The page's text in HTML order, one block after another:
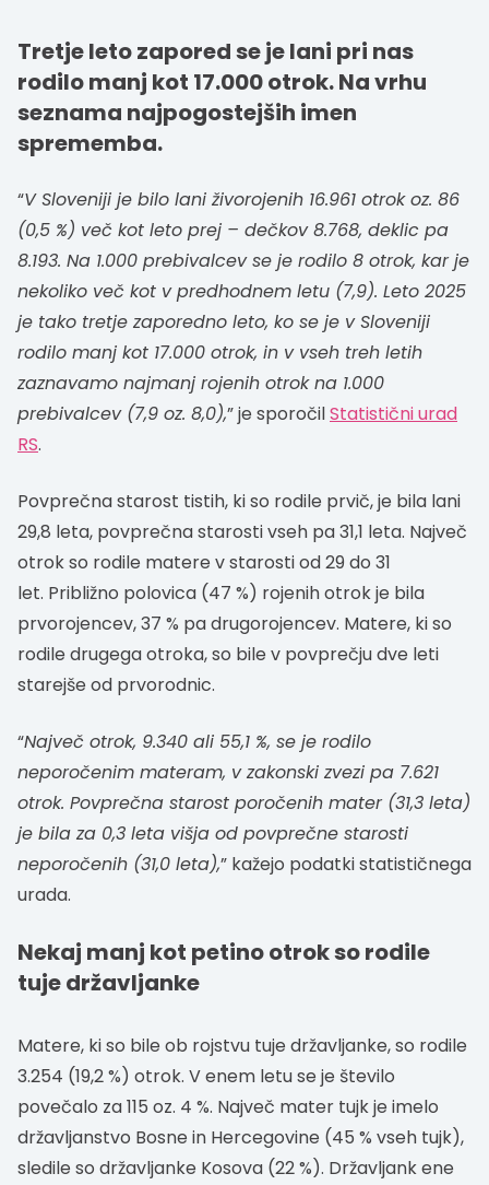
Tretje leto zapored se je lani pri nas
rodilo manj kot 17.000 otrok. Na vrhu
seznama najpogostejših imen
sprememba.
“V Sloveniji je bilo lani živorojenih 16.961 otrok oz. 86
(0,5 %) več kot leto prej – dečkov 8.768, deklic pa
8.193. Na 1.000 prebivalcev se je rodilo 8 otrok, kar je
nekoliko več kot v predhodnem letu (7,9). Leto 2025
je tako tretje zaporedno leto, ko se je v Sloveniji
rodilo manj kot 17.000 otrok, in v vseh treh letih
zaznavamo najmanj rojenih otrok na 1.000
prebivalcev (7,9 oz. 8,0),” je sporočilStatistični urad
RS.
Povprečna starost tistih, ki so rodile prvič, je bila lani
29,8 leta, povprečna starosti vseh pa 31,1 leta. Največ
otrok so rodile matere v starosti od 29 do 31
let. Približno polovica (47 %) rojenih otrok je bila
prvorojencev, 37 % pa drugorojencev. Matere, ki so
rodile drugega otroka, so bile v povprečju dve leti
starejše od prvorodnic.
“Največ otrok, 9.340 ali 55,1 %, se je rodilo
neporočenim materam, v zakonski zvezi pa 7.621
otrok. Povprečna starost poročenih mater (31,3 leta)
je bila za 0,3 leta višja od povprečne starosti
neporočenih (31,0 leta),” kažejo podatki statističnega
urada.
Nekaj manj kot petino otrok so rodile
tuje državljanke
Matere, ki so bile ob rojstvu tuje državljanke, so rodile
3.254 (19,2 %) otrok. V enem letu se je število
povečalo za 115 oz. 4 %. Največ mater tujk je imelo
državljanstvo Bosne in Hercegovine (45 % vseh tujk),
sledile so državljanke Kosova (22 %). Državljank ene